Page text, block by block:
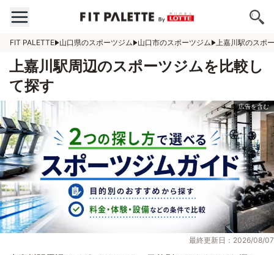
FIT PALETTE 山口県のスポーツジム 山口市のスポーツジム 上嘉川駅のスポ
上嘉川駅周辺のスポーツジムを比較し
て探す
最終更新日：2026/08/07